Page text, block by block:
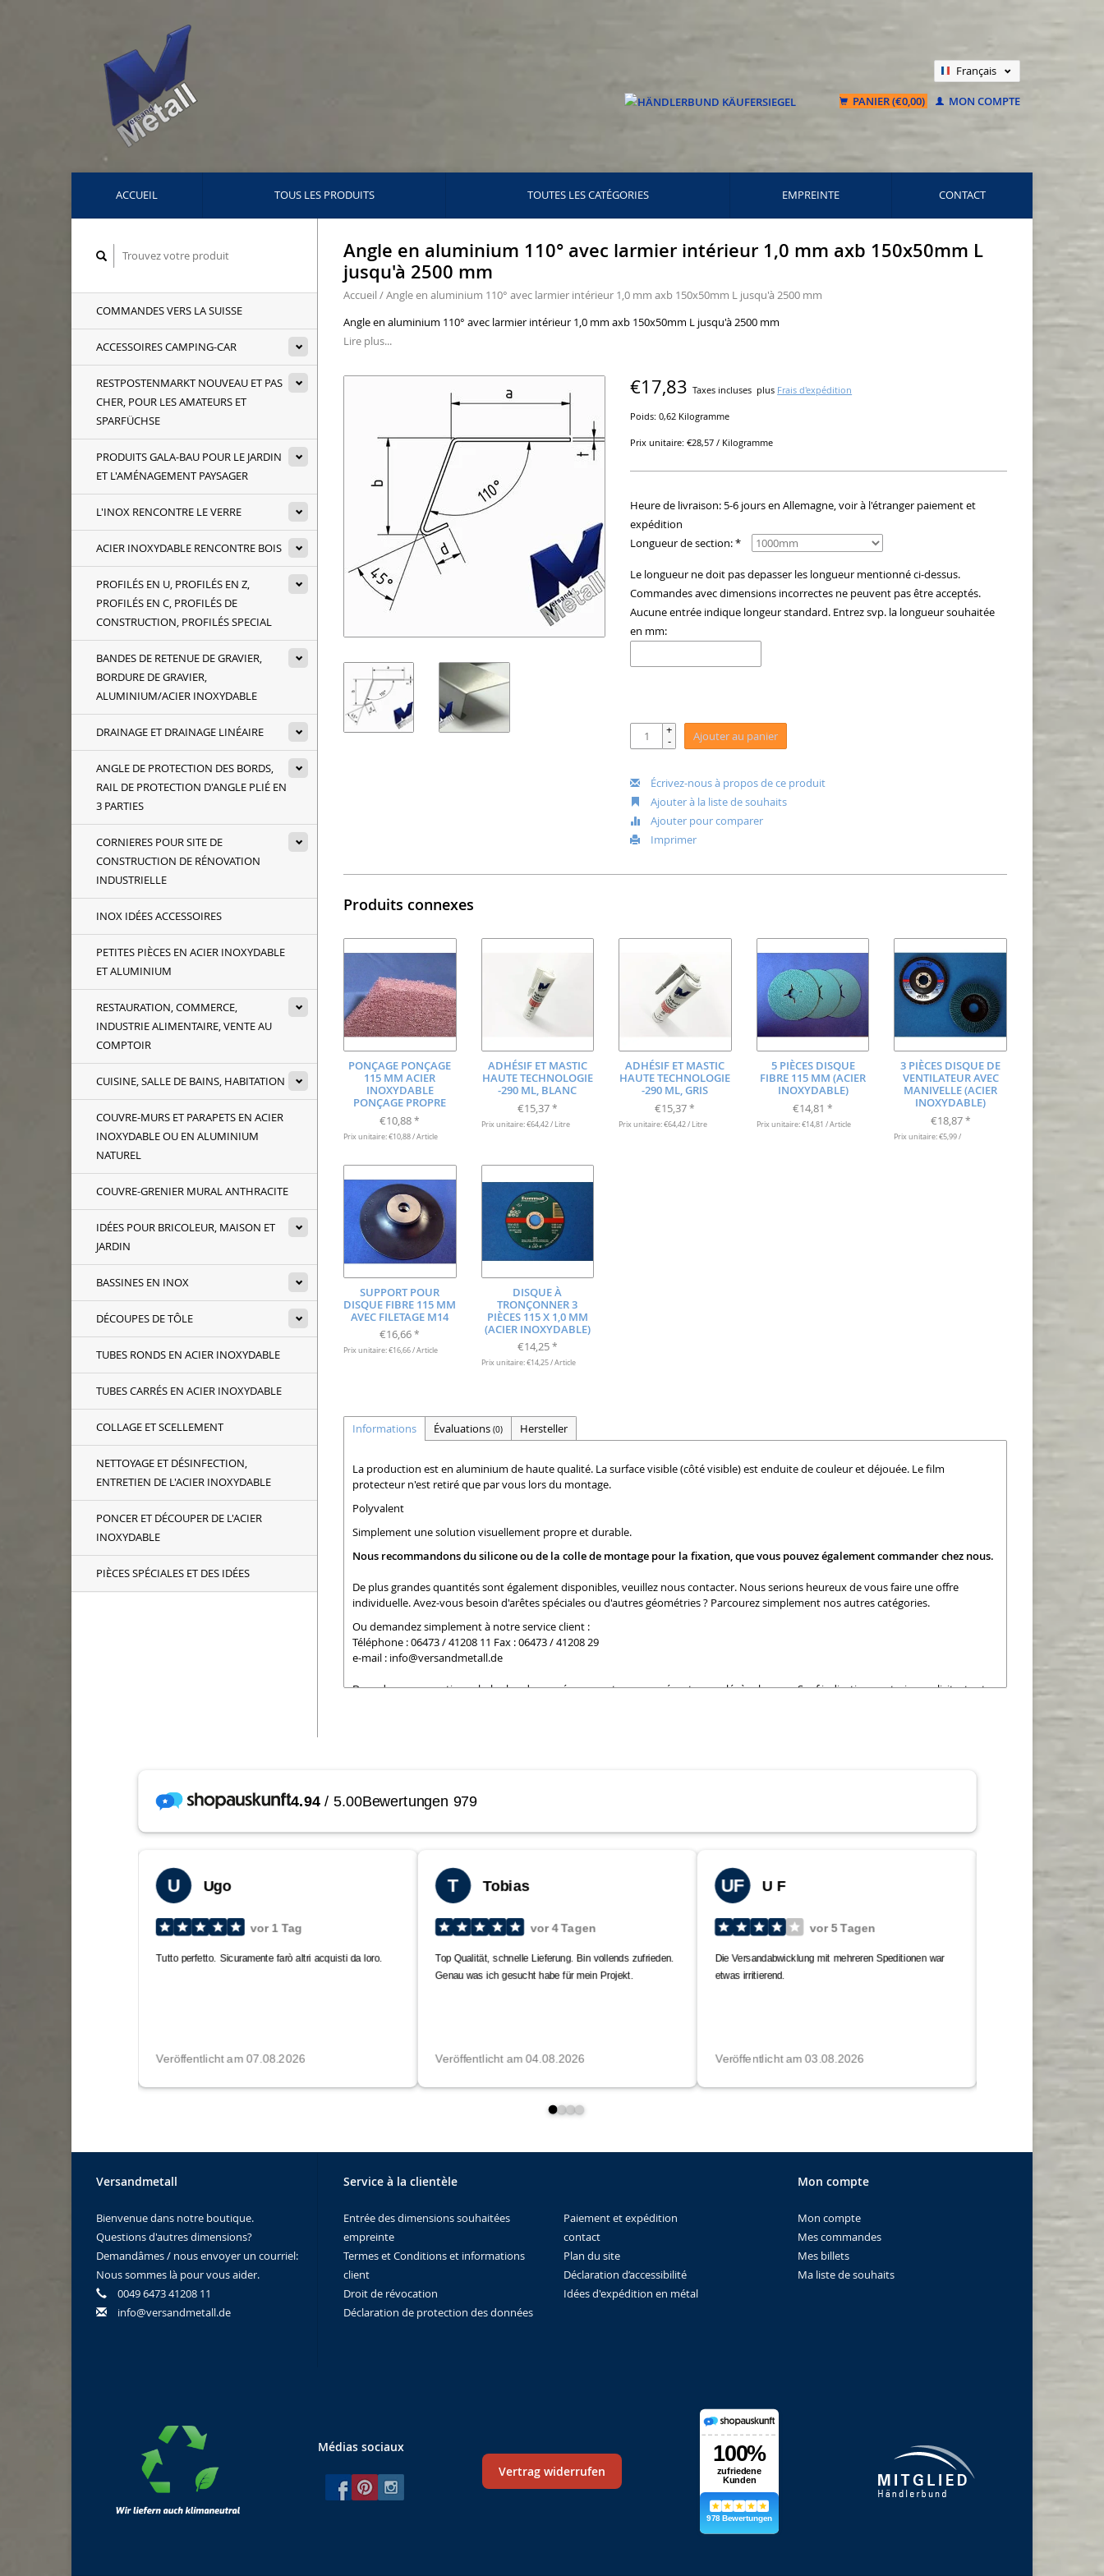
Français
Deutsch
PANIER (€0,00) MON COMPTE
ACCUEIL TOUS LES PRODUITS TOUTES LES CATÉGORIES EMPREINTE CONTACT
COMMANDES VERS LA SUISSE
ACCESSOIRES CAMPING-CAR
RESTPOSTENMARKT NOUVEAU ET PAS
CHER, POUR LES AMATEURS ET
SPARFÜCHSE
PRODUITS GALA-BAU POUR LE JARDIN
ET L'AMÉNAGEMENT PAYSAGER
L'INOX RENCONTRE LE VERRE
ACIER INOXYDABLE RENCONTRE BOIS
PROFILÉS EN U, PROFILÉS EN Z,
PROFILÉS EN C, PROFILÉS DE
CONSTRUCTION, PROFILÉS SPECIAL
BANDES DE RETENUE DE GRAVIER,
BORDURE DE GRAVIER,
ALUMINIUM/ACIER INOXYDABLE
DRAINAGE ET DRAINAGE LINÉAIRE
ANGLE DE PROTECTION DES BORDS,
RAIL DE PROTECTION D'ANGLE PLIÉ EN
3 PARTIES
CORNIERES POUR SITE DE
CONSTRUCTION DE RÉNOVATION
INDUSTRIELLE
INOX IDÉES ACCESSOIRES
PETITES PIÈCES EN ACIER INOXYDABLE
ET ALUMINIUM
RESTAURATION, COMMERCE,
INDUSTRIE ALIMENTAIRE, VENTE AU
COMPTOIR
CUISINE, SALLE DE BAINS, HABITATION
COUVRE-MURS ET PARAPETS EN ACIER
INOXYDABLE OU EN ALUMINIUM
NATUREL
COUVRE-GRENIER MURAL ANTHRACITE
IDÉES POUR BRICOLEUR, MAISON ET
JARDIN
BASSINES EN INOX
DÉCOUPES DE TÔLE
TUBES RONDS EN ACIER INOXYDABLE
TUBES CARRÉS EN ACIER INOXYDABLE
COLLAGE ET SCELLEMENT
NETTOYAGE ET DÉSINFECTION,
ENTRETIEN DE L'ACIER INOXYDABLE
PONCER ET DÉCOUPER DE L'ACIER
INOXYDABLE
PIÈCES SPÉCIALES ET DES IDÉES
Angle en aluminium 110° avec larmier intérieur 1,0 mm axb 150x50mm L
jusqu'à 2500 mm
Accueil /Angle en aluminium 110° avec larmier intérieur 1,0 mm axb 150x50mm L jusqu'à 2500 mm
Angle en aluminium 110° avec larmier intérieur 1,0 mm axb 150x50mm L jusqu'à 2500 mm
Lire plus...
€17,83Taxes incluses plus Frais d'expédition
Poids: 0,62 Kilogramme
Prix unitaire: €28,57 / Kilogramme
Heure de livraison: 5-6 jours en Allemagne, voir à l'étranger paiement et
expédition
Longueur de section: *
Le longueur ne doit pas depasser les longueur mentionné ci-dessus.
Commandes avec dimensions incorrectes ne peuvent pas être acceptés.
Aucune entrée indique longeur standard. Entrez svp. la longueur souhaitée
en mm:
+
- Ajouter au panier
Écrivez-nous à propos de ce produit
Ajouter à la liste de souhaits
Ajouter pour comparer
Imprimer
Produits connexes
PONÇAGE PONÇAGE
115 MM ACIER
INOXYDABLE
PONÇAGE PROPRE
€10,88*
Prix unitaire: €10,88 / Article
ADHÉSIF ET MASTIC
HAUTE TECHNOLOGIE
-290 ML, BLANC
€15,37 *
Prix unitaire: €64,42 / Litre
ADHÉSIF ET MASTIC
HAUTE TECHNOLOGIE
-290 ML, GRIS
€15,37*
Prix unitaire: €64,42 / Litre
5 PIÈCES DISQUE
FIBRE 115 MM (ACIER
INOXYDABLE)
€14,81*
Prix unitaire: €14,81 / Article
3 PIÈCES DISQUE DE
VENTILATEUR AVEC
MANIVELLE (ACIER
INOXYDABLE)
€18,87 *
Prix unitaire: €5,99 /
SUPPORT POUR
DISQUE FIBRE 115 MM
AVEC FILETAGE M14
€16,66*
Prix unitaire: €16,66 / Article
DISQUE À
TRONÇONNER 3
PIÈCES 115 X 1,0 MM
(ACIER INOXYDABLE)
€14,25 *
Prix unitaire: €14,25 / Article
Informations Évaluations (0) Hersteller
La production est en aluminium de haute qualité. La surface visible (côté visible) est enduite de couleur et déjouée. Le film
protecteur n'est retiré que par vous lors du montage.
Polyvalent
Simplement une solution visuellement propre et durable.
Nous recommandons du silicone ou de la colle de montage pour la fixation,que vous pouvez également commander chez nous.
De plus grandes quantités sont également disponibles, veuillez nous contacter. Nous serions heureux de vous faire une offre
individuelle. Avez-vous besoin d'arêtes spéciales ou d'autres géométries ? Parcourez simplement nos autres catégories.
Ou demandez simplement à notre service client :
Téléphone : 06473 / 41208 11 Fax : 06473 / 41208 29
e-mail : info@versandmetall.de
Dans des cas exceptionnels, les bords coupés peuvent encore présenter une légère bavure. Sauf indication contraire explicite, toutes
Versandmetall
Bienvenue dans notre boutique.
Questions d'autres dimensions?
Demandâmes / nous envoyer un courriel:
Nous sommes là pour vous aider.
0049 6473 41208 11
info@versandmetall.de
Service à la clientèle
Entrée des dimensions souhaitées
empreinte
Termes et Conditions et informations
client
Droit de révocation
Déclaration de protection des données
Paiement et expédition
contact
Plan du site
Déclaration d’accessibilité
Idées d'expédition en métal
Mon compte
Mon compte
Mes commandes
Mes billets
Ma liste de souhaits
Médias sociaux
Vertrag widerrufen